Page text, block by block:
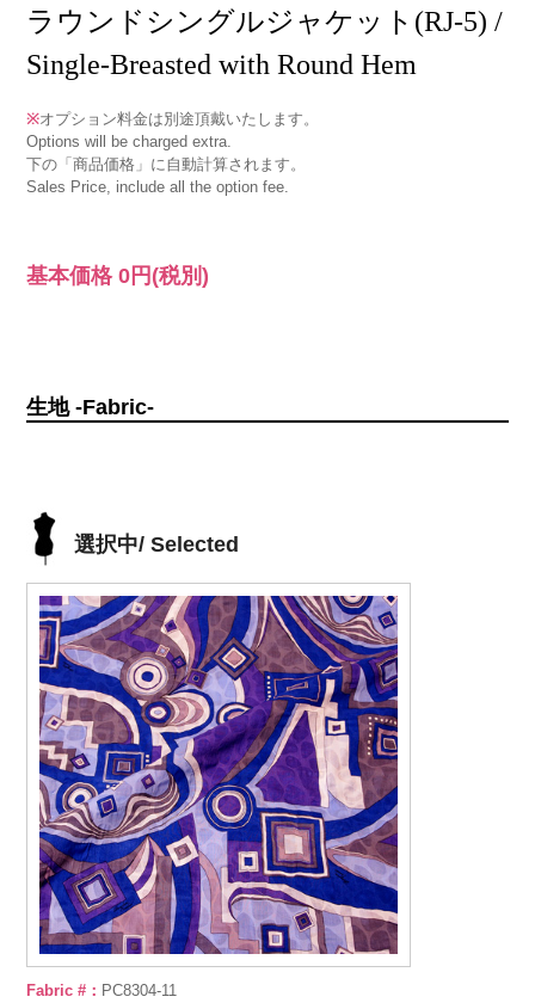
ラウンドシングルジャケット(RJ-5) /
Single-Breasted with Round Hem
※オプション料金は別途頂戴いたします。
Options will be charged extra.
下の「商品価格」に自動計算されます。
Sales Price, include all the option fee.
基本価格0円 (税別)
生地 -Fabric-
選択中/ Selected
Fabric #： PC8304-11